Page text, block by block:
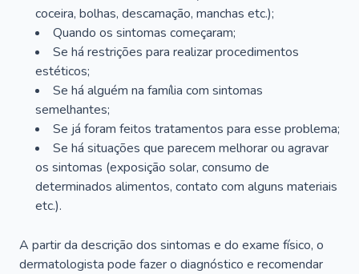
coceira, bolhas, descamação, manchas etc.);
Quando os sintomas começaram;
Se há restrições para realizar procedimentos
estéticos;
Se há alguém na família com sintomas
semelhantes;
Se já foram feitos tratamentos para esse problema;
Se há situações que parecem melhorar ou agravar
os sintomas (exposição solar, consumo de
determinados alimentos, contato com alguns materiais
etc.).
A partir da descrição dos sintomas e do exame físico, o
dermatologista pode fazer o diagnóstico e recomendar